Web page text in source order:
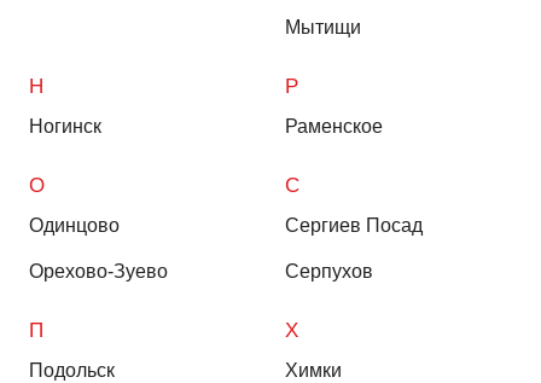
Мытищи
Н
Ногинск
О
Одинцово
Орехово-Зуево
П
Подольск
Р
Раменское
С
Сергиев Посад
Серпухов
Х
Химки